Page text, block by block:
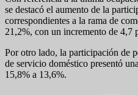
se destacó el aumento de la
correspondientes a la rama de
21,2%, con un incremento de 4,7
Por otro lado, la participación de
de servicio doméstico presentó
15,8% a 13,6%.